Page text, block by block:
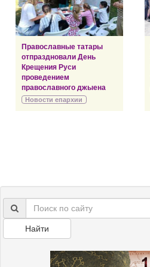
Православные татары
отпраздновали День
Крещения Руси
проведением
православного джыена
Новости епархии
Найти